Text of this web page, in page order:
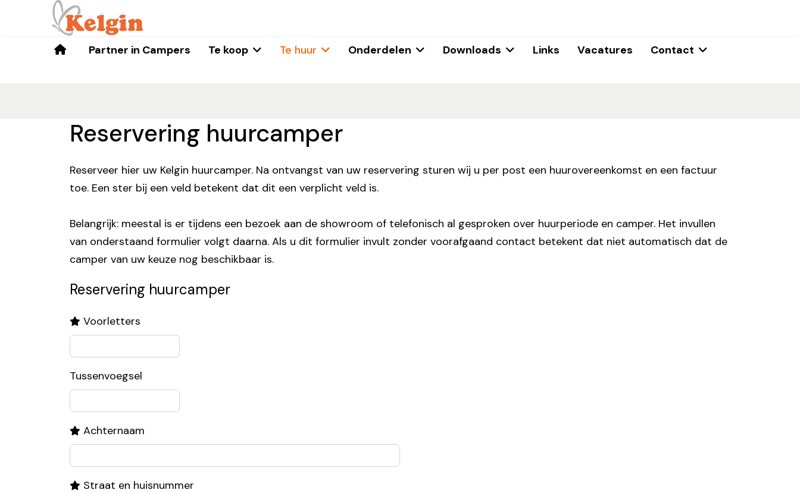
HomePartner in Campers Te koop Te huur Onderdelen Downloads Links Vacatures Contact
Reservering huurcamper
Reserveer hier uw Kelgin huurcamper. Na ontvangst van uw reservering sturen wij u per post een huurovereenkomst en een factuur
toe. Een ster bij een veld betekent dat dit een verplicht veld is.
Belangrijk: meestal is er tijdens een bezoek aan de showroom of telefonisch al gesproken over huurperiode en camper. Het invullen
van onderstaand formulier volgt daarna. Als u dit formulier invult zonder voorafgaand contact betekent dat niet automatisch dat de
camper van uw keuze nog beschikbaar is.
Reservering huurcamper
Voorletters
Tussenvoegsel
Achternaam
Straat en huisnummer